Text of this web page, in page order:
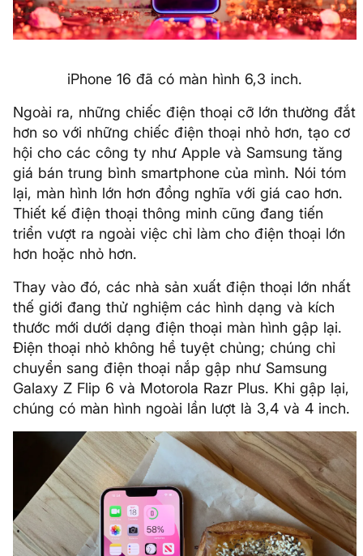
iPhone 16 đã có màn hình 6,3 inch.
Ngoài ra, những chiếc điện thoại cỡ lớn thường đắt
hơn so với những chiếc điện thoại nhỏ hơn, tạo cơ
hội cho các công ty như Apple và Samsung tăng
giá bán trung bình smartphone của mình. Nói tóm
lại, màn hình lớn hơn đồng nghĩa với giá cao hơn.
Thiết kế điện thoại thông minh cũng đang tiến
triển vượt ra ngoài việc chỉ làm cho điện thoại lớn
hơn hoặc nhỏ hơn.
Thay vào đó, các nhà sản xuất điện thoại lớn nhất
thế giới đang thử nghiệm các hình dạng và kích
thước mới dưới dạng điện thoại màn hình gập lại.
Điện thoại nhỏ không hề tuyệt chủng; chúng chỉ
chuyển sang điện thoại nắp gập như Samsung
Galaxy Z Flip 6 và Motorola Razr Plus. Khi gập lại,
chúng có màn hình ngoài lần lượt là 3,4 và 4 inch.